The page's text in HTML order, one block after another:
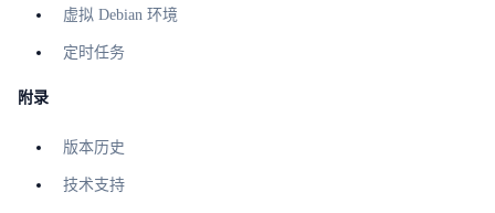
虚拟 Debian 环境
定时任务
附录
版本历史
技术支持